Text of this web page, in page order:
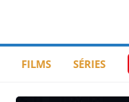
FILMS SÉRIES